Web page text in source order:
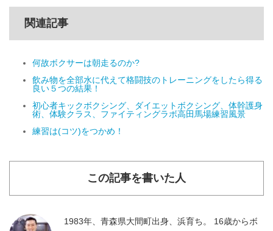
関連記事
何故ボクサーは朝走るのか?
飲み物を全部水に代えて格闘技のトレーニングをしたら得る
良い５つの結果！
初心者キックボクシング、ダイエットボクシング、体幹護身
術、体験クラス、ファイティングラボ高田馬場練習風景
練習は(コツ)をつかめ！
この記事を書いた人
1983年、青森県大間町出身、浜育ち。 16歳からボ